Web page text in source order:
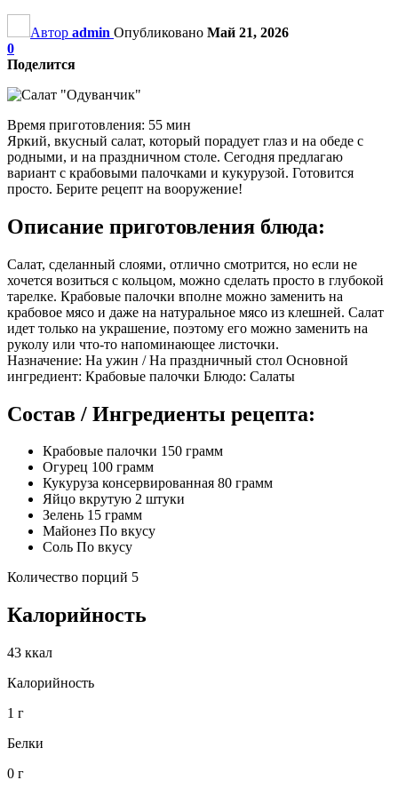
Автор admin Опубликовано Май 21, 2026
0
Поделится
Время приготовления: 55 мин
Яркий, вкусный салат, который порадует глаз и на обеде с
родными, и на праздничном столе. Сегодня предлагаю
вариант с крабовыми палочками и кукурузой. Готовится
просто. Берите рецепт на вооружение!
Описание приготовления блюда:
Салат, сделанный слоями, отлично смотрится, но если не
хочется возиться с кольцом, можно сделать просто в глубокой
тарелке. Крабовые палочки вполне можно заменить на
крабовое мясо и даже на натуральное мясо из клешней. Салат
идет только на украшение, поэтому его можно заменить на
руколу или что-то напоминающее листочки.
Назначение: На ужин / На праздничный стол Основной
ингредиент: Крабовые палочки Блюдо: Салаты
Состав / Ингредиенты рецепта:
Крабовые палочки 150 грамм
Огурец 100 грамм
Кукуруза консервированная 80 грамм
Яйцо вкрутую 2 штуки
Зелень 15 грамм
Майонез По вкусу
Соль По вкусу
Количество порций 5
Калорийность
43 ккал
Калорийность
1 г
Белки
0 г